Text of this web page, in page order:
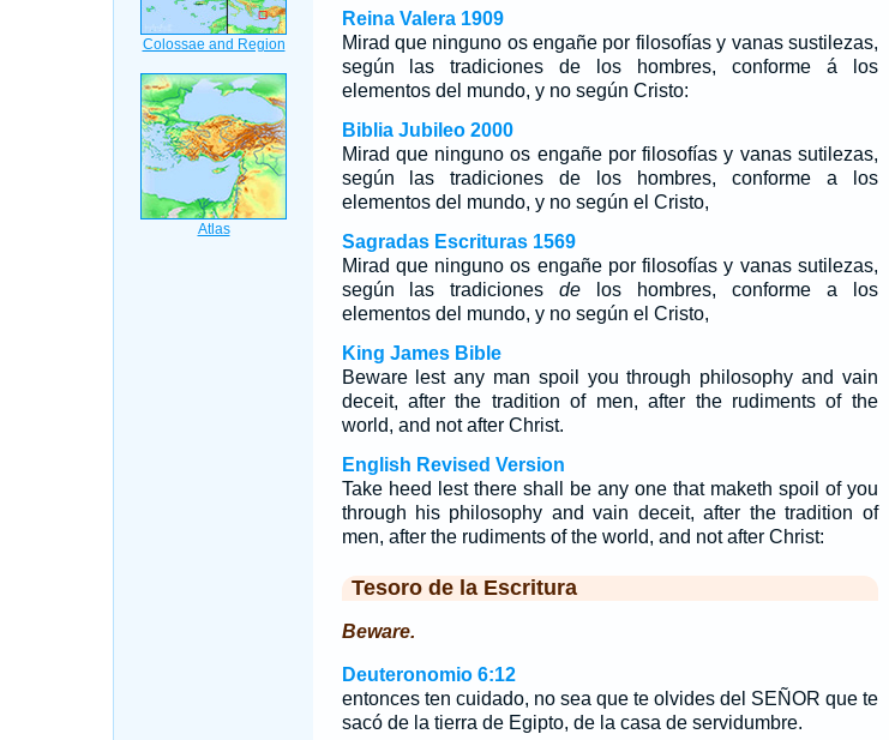
Reina Valera 1909
Mirad que ninguno os engañe por filosofías y vanas sustilezas,
según las tradiciones de los hombres, conforme á los
elementos del mundo, y no según Cristo:
Biblia Jubileo 2000
Mirad que ninguno os engañe por filosofías y vanas sutilezas,
según las tradicionesde los hombres, conforme a los
elementos del mundo, y no según el Cristo,
Sagradas Escrituras 1569
Mirad que ninguno os engañe por filosofías y vanas sutilezas,
según las tradicionesde los hombres, conforme a los
elementos del mundo, y no según el Cristo,
King James Bible
Beware lest any man spoil you through philosophy and vain
deceit, after the tradition of men, after the rudiments of the
world, and not after Christ.
English Revised Version
Take heed lest there shall be any one that maketh spoil of you
through his philosophy and vain deceit, after the tradition of
men, after the rudiments of the world, and not after Christ:
Tesoro de la Escritura
Beware.
Deuteronomio 6:12
entonces ten cuidado, no sea que te olvides del SEÑOR que te
sacó de la tierra de Egipto, de la casa de servidumbre.